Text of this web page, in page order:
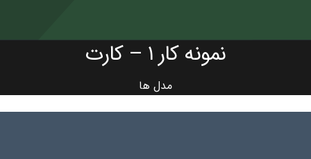
نمونه کار ۱ – کارت
مدل ها